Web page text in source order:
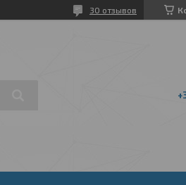
30 отзывов